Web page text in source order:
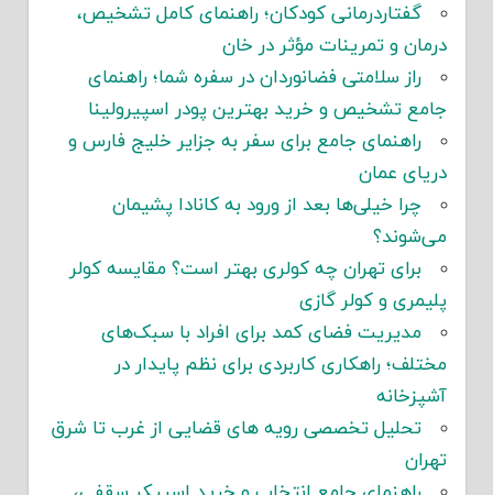
گفتاردرمانی کودکان؛ راهنمای کامل تشخیص،
درمان و تمرینات مؤثر در خان
راز سلامتی فضانوردان در سفره شما؛ راهنمای
جامع تشخیص و خرید بهترین پودر اسپیرولینا
راهنمای جامع برای سفر به جزایر خلیج فارس و
دریای عمان
چرا خیلی‌ها بعد از ورود به کانادا پشیمان
می‌شوند؟
برای تهران چه کولری بهتر است؟ مقایسه کولر
پلیمری و کولر گازی
مدیریت فضای کمد برای افراد با سبک‌های
مختلف؛ راهکاری کاربردی برای نظم پایدار در
آشپزخانه
تحلیل تخصصی رویه های قضایی از غرب تا شرق
تهران